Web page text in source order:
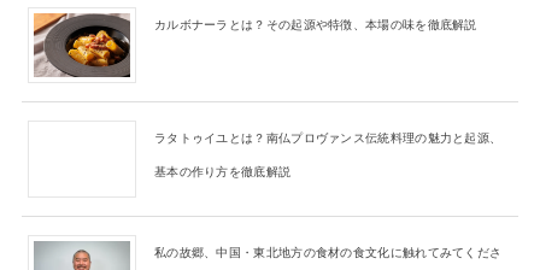
カルボナーラとは？その起源や特徴、本場の味を徹底解説
ラタトゥイユとは？南仏プロヴァンス伝統料理の魅力と起源、
基本の作り方を徹底解説
私の故郷、中国・東北地方の食材の食文化に触れてみてくださ